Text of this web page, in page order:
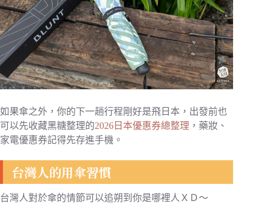
如果傘之外，你的下一趟行程剛好是飛日本，出發前也
可以先收藏黑糖整理的2026日本優惠券總整理 ，藥妝、
家電優惠券記得先存進手機。
台灣人的用傘習慣
台灣人對於傘的情節可以追朔到你是哪裡人ＸＤ～